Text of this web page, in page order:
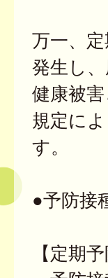
万一、
発生し
健康被
規定に
す。
●予防接
【定期